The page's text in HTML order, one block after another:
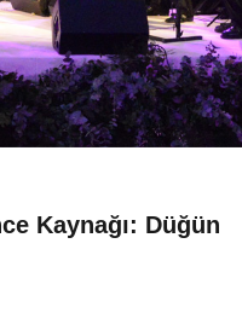
Kaynağı: Düğün